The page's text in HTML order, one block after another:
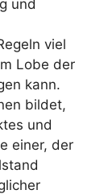
und
viel
Lobe der
kann.
bildet,
und
einer, der